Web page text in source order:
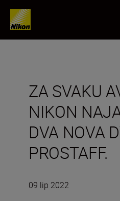
ZA SVAKU
NIKON
DVA NOVA
PROSTAFF.
09 lip 2022